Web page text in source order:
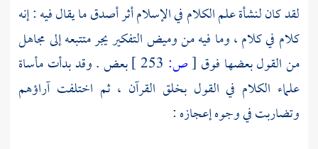
لقد كان لنشأة علم الكلام في الإسلام أثر أصدق ما يقال فيه : إنه
كلام في كلام ، وما فيه من وميض التفكير يجر متتبعه إلى مجاهل
من القول بعضها فوق [ص:
بعض . وقد بدأت مأساة
علماء الكلام في القول بخلق القرآن ، ثم اختلفت آراؤهم
وتضاربت في وجوه إعجازه :